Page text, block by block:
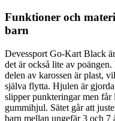
Funktioner och
barn
Devessport Go-Kart Black
det är också lite av
delen av karossen är plast,
själva flytta. Hjulen är
slipper punkteringar men får
gummihjul. Sätet går att
barn mellan ungefär 3 och 7